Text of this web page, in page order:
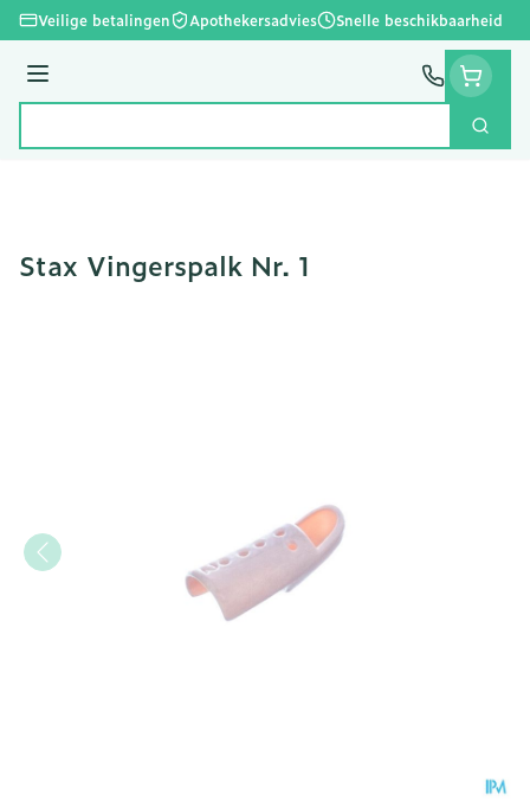
Ga naar de inhoud
Veilige betalingen Apothekersadvies Snelle beschikbaarheid
Menu
Zoek
Stax Vingerspalk Nr. 1